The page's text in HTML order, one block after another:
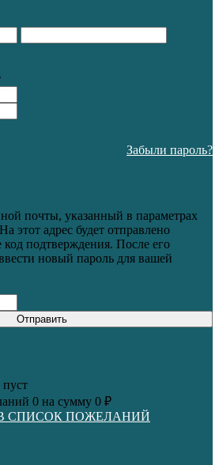
Забыли пароль?
почты, указанный в параметрах
этот адрес будет отправлено
подтверждения. После его
новый пароль для вашей
Отправить
0 на сумму 0 ₽
СПИСОК ПОЖЕЛАНИЙ